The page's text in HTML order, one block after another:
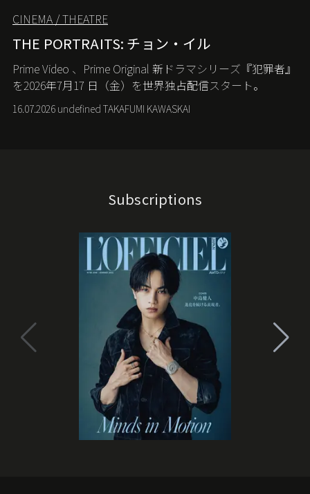
CINEMA / THEATRE
THE PORTRAITS: チョン・イル
Prime Video 、 Prime Original 新ドラマシリーズ『犯罪者』
を2026年7月 17 日（金）を世界独占配信スタート。
16.07.2026 undefined TAKAFUMI KAWASKAI
Subscriptions